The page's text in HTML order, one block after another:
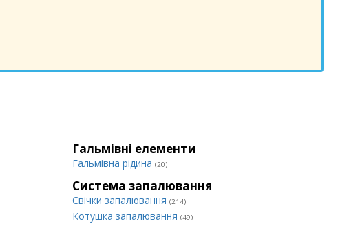
Гальмівні елементи
Гальмівна рідина (20)
Система запалювання
Свічки запалювання (214)
Котушка запалювання (49)